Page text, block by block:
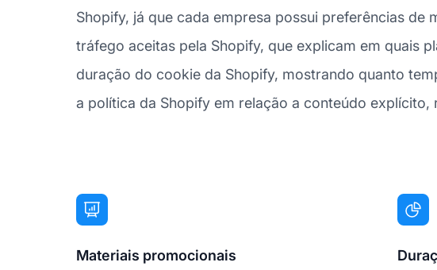
Shopify, já que cada empresa possui preferências
tráfego aceitas pela Shopify, que explicam em quais
duração do cookie da Shopify, mostrando quanto
a política da Shopify em relação a conteúdo explícito,
Materiais promocionais